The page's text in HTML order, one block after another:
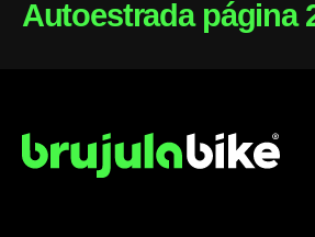
Autoestrada página